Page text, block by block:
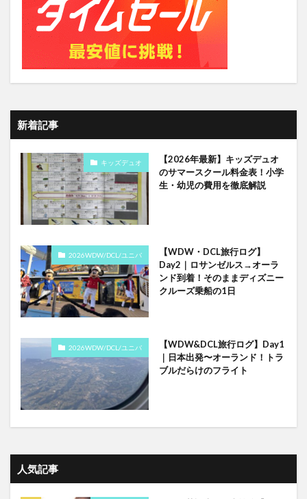
新着記事
キッズデュオ
【2026年最新】キッズデュオ
のサマースクール料金表！小学
生・幼児の費用を徹底解説
2026WDW/DCL/ユニバ
【WDW・DCL旅行ログ】
Day2｜ロサンゼルス→オーラ
ンド到着！そのままディズニー
クルーズ乗船の1日
2026WDW/DCL/ユニバ
【WDW&DCL旅行ログ】Day1
｜日本出発〜オーランド！トラ
ブルだらけのフライト
人気記事